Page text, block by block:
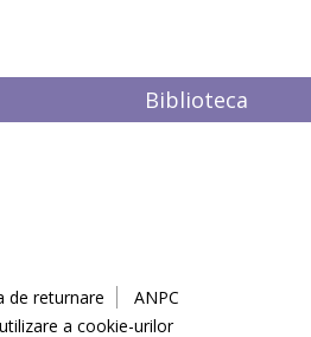
Biblioteca
de returnare
ANPC
a cookie-urilor